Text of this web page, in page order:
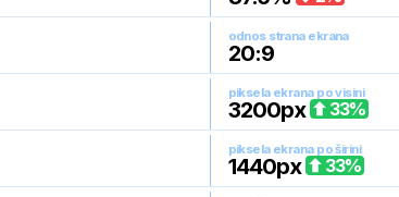
odnos strana ekrana
20:9
piksela ekrana po visini
3200px 33%
piksela ekrana po širini
1440px 33%